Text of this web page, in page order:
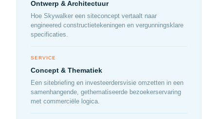
Ontwerp & Architectuur
Hoe Skywalker een siteconcept vertaalt naar
engineered constructietekeningen en vergunningsklare
specificaties.
SERVICE
Concept & Thematiek
Een sitebriefing en investeerdersvisie omzetten in een
samenhangende, gethematiseerde bezoekerservaring
met commerciële logica.